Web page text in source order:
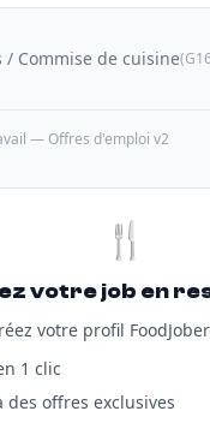
/ Commise de cuisine
— Offres d'emploi v2
🍴
votre job en
votre profil
1 clic
des offres exclusives